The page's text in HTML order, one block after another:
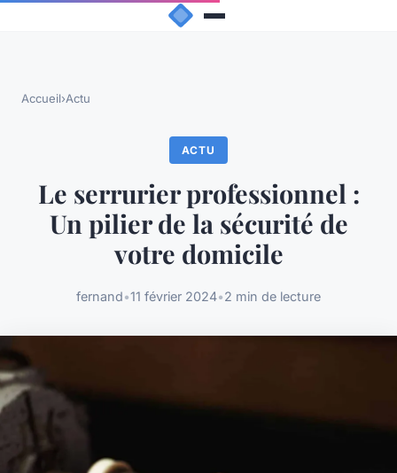
Accueil›Actu
ACTU
Le serrurier professionnel :
Un pilier de la sécurité de
votre domicile
fernand•11 février 2024•2 min de lecture